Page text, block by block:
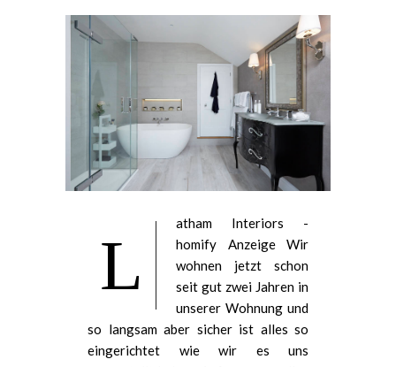
L
atham Interiors -
homify Anzeige Wir
wohnen jetzt schon
seit gut zwei Jahren in
unserer Wohnung und
so langsam aber sicher ist alles so
eingerichtet wie wir es uns